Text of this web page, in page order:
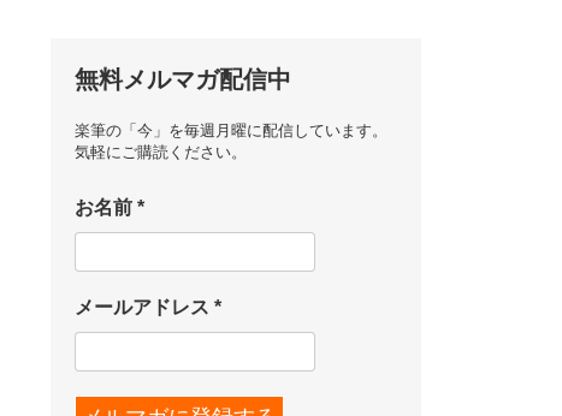
無料メルマガ配信中
楽筆の「今」を毎週月曜に配信しています。
気軽にご購読ください。
お名前*
メールアドレス*